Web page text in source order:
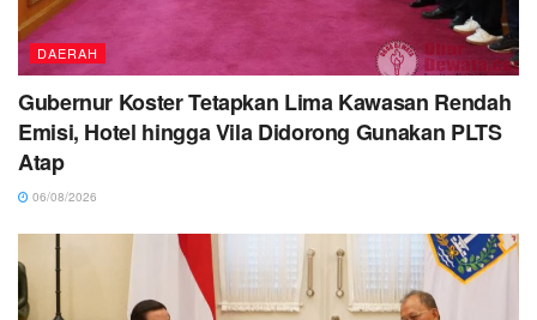
DAERAH
Gubernur Koster Tetapkan Lima Kawasan Rendah
Emisi, Hotel hingga Vila Didorong Gunakan PLTS
Atap
06/08/2026